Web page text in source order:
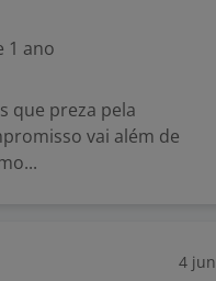
1 ano
que preza pela
vai além de
4 jun